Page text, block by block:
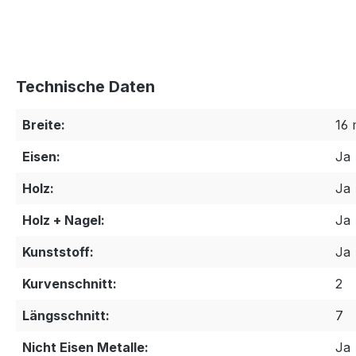
Technische Daten
Breite:
16
Eisen:
Ja
Holz:
Ja
Holz + Nagel:
Ja
Kunststoff:
Ja
Kurvenschnitt:
2
Längsschnitt:
7
Nicht Eisen Metalle:
Ja